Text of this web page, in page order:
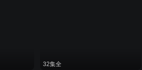
32集全